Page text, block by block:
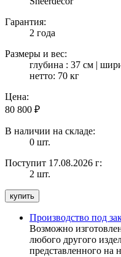
Гарантия:
2 года
Размеры и вес:
глубина : 37 см |
нетто: 70 кг
Цена:
80 800 ₽
В наличии на складе:
0 шт.
Поступит 17.08.2026 г:
2 шт.
Производство под
Возможно
любого другого
представленного на